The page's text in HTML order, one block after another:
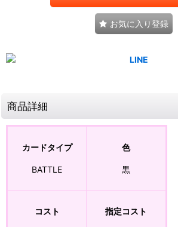
お気に入り登録
商品詳細
カードタイプ
BATTLE
色
黒
コスト 指定コスト